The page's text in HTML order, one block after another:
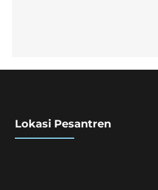
Lokasi Pesantren